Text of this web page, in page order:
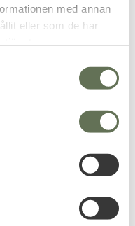
med annan
eller som de har